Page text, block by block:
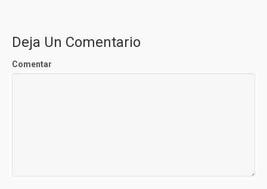
Deja Un Comentario
Comentar